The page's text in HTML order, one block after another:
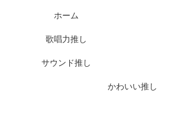
ホーム
歌唱力推し
サウンド推し
かわいい推し